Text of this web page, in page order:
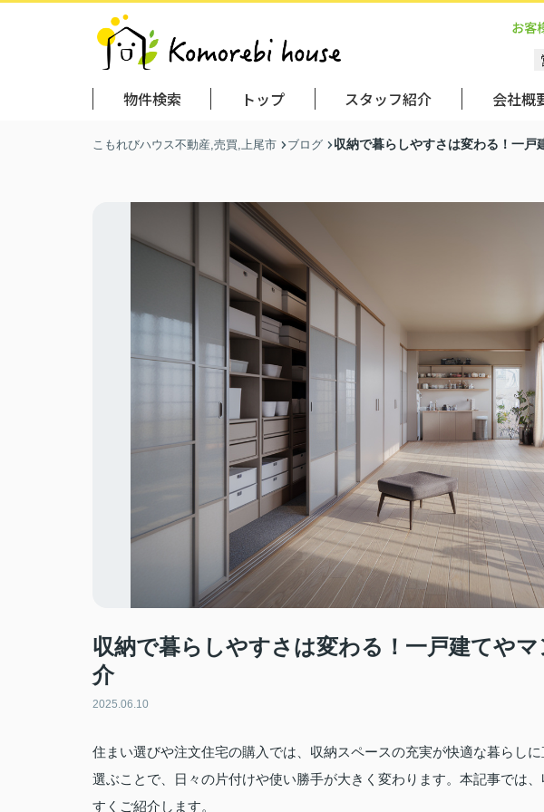
物件検索
トップ スタッフ紹介 会社概
こもれびハウス不動産,売買,上尾市 ブログ 収納で暮らしやすさは変わる！一
収納で暮らしやすさは変わる！一戸建てや
介
2025.06.10
住まい選びや注文住宅の購入では、収納スペースの充実が快適な暮らし
選ぶことで、日々の片付けや使い勝手が大きく変わります。本記事では
すくご紹介します。